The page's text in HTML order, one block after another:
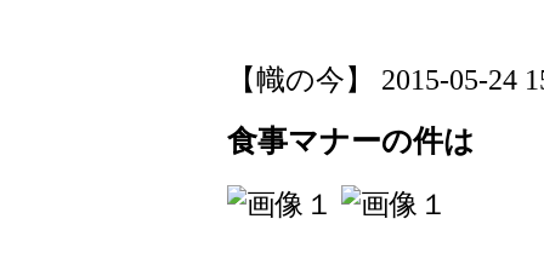
【幟の今】 2015-05-24
食事マナーの件は